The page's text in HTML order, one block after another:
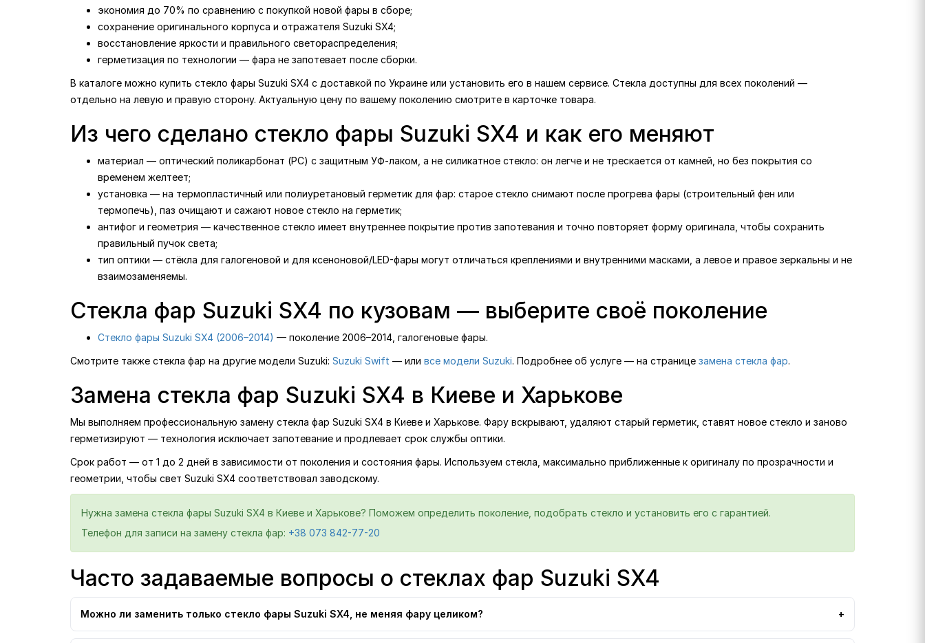
экономия до 70% по сравнению с покупкой новой фары в сборе;
сохранение оригинального корпуса и отражателя Suzuki SX4;
восстановление яркости и правильного светораспределения;
герметизация по технологии — фара не запотевает после сборки.
В каталоге можно купить стекло фары Suzuki SX4 с доставкой по Украине или установить его в нашем сервисе. Стекла доступны для всех поколений —
отдельно на левую и правую сторону. Актуальную цену по вашему поколению смотрите в карточке товара.
Из чего сделано стекло фары Suzuki SX4 и как его меняют
материал — оптический поликарбонат (PC) с защитным УФ-лаком, а не силикатное стекло: он легче и не трескается от камней, но без покрытия со
временем желтеет;
установка — на термопластичный или полиуретановый герметик для фар: старое стекло снимают после прогрева фары (строительный фен или
термопечь), паз очищают и сажают новое стекло на герметик;
антифог и геометрия — качественное стекло имеет внутреннее покрытие против запотевания и точно повторяет форму оригинала, чтобы сохранить
правильный пучок света;
тип оптики — стёкла для галогеновой и для ксеноновой/LED-фары могут отличаться креплениями и внутренними масками, а левое и правое зеркальны и не
взаимозаменяемы.
Стекла фар Suzuki SX4 по кузовам — выберите своё поколение
Стекло фары Suzuki SX4 (2006–2014) — поколение 2006–2014, галогеновые фары.
Смотрите также стекла фар на другие модели Suzuki: Suzuki Swift — или все модели Suzuki. Подробнее об услуге — на странице замена стекла фар.
Замена стекла фар Suzuki SX4 в Киеве и Харькове
Мы выполняем профессиональную замену стекла фар Suzuki SX4 в Киеве и Харькове. Фару вскрывают, удаляют старый герметик, ставят новое стекло и заново
герметизируют — технология исключает запотевание и продлевает срок службы оптики.
Срок работ — от 1 до 2 дней в зависимости от поколения и состояния фары. Используем стекла, максимально приближенные к оригиналу по прозрачности и
геометрии, чтобы свет Suzuki SX4 соответствовал заводскому.
Нужна замена стекла фары Suzuki SX4 в Киеве и Харькове? Поможем определить поколение, подобрать стекло и установить его с гарантией.
Телефон для записи на замену стекла фар: +38 073 842-77-20
Часто задаваемые вопросы о стеклах фар Suzuki SX4
Можно ли заменить только стекло фары Suzuki SX4, не меняя фару целиком?